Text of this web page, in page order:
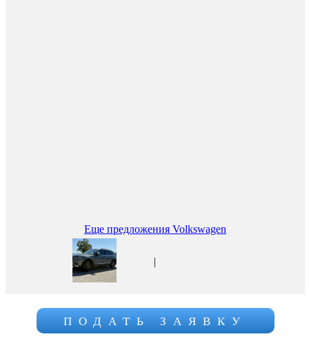
Еще предложения Volkswagen
|
ПОДАТЬ ЗАЯВКУ